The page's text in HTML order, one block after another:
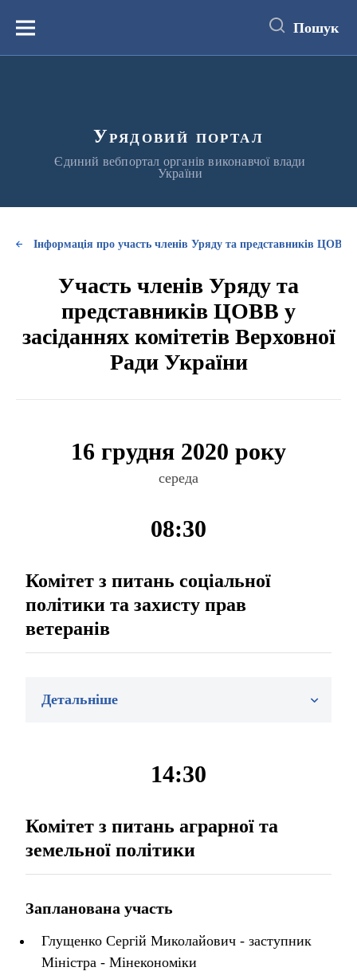
вмістуМеню Пошук
Урядовий портал
Єдиний вебпортал органів виконавчої влади
України
Інформація про участь членів Уряду та представників ЦОВВ
Участь членів Уряду та
представників ЦОВВ у
засіданнях комітетів Верховної
Ради України
16 грудня 2020 року
середа
08:30
Комітет з питань соціальної
політики та захисту прав
ветеранів
Детальніше
14:30
Комітет з питань аграрної та
земельної політики
Запланована участь
Глущенко Сергій Миколайович - заступник
Міністра - Мінекономіки